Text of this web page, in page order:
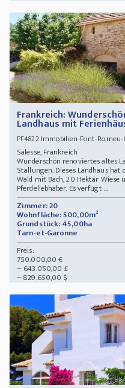
Frankreich:
Landhaus mit
PF4822Immobilien-Font-Romeu-
Salesse, Frankreich
Wunderschön renoviertes altes
Stallungen. Dieses Landhaus
Wald mit Bach, 20 Hektar Wiese
Pferdeliebhaber. Es verfügt ...
Zimmer: 20
Wohnfläche: 500,00m²
Grundstück: 45,00ha
Tarn-et-Garonne
Preis:
750.000,00 €
~ 643.050,00 £
~ 829.650,00 $